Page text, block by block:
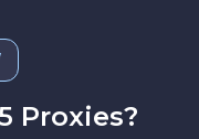
Proxies?